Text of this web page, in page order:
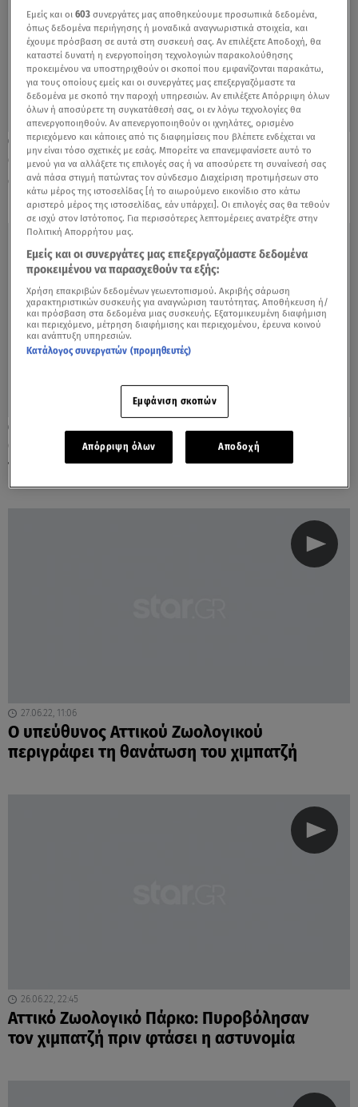
27.06.22, 22:42
Θανάτωση χιμπατζή: Εντοπίστηκαν κενά
στα μέτρα ασφαλείας του Αττικού Πάρκου
Ο υπεύθυνος Αττικού Ζωολογικού
περιγράφει τη θανάτωση του χιμπατζή
27.06.22, 11:06
Ο υπεύθυνος Αττικού Ζωολογικού
περιγράφει τη θανάτωση του χιμπατζή
26.06.22, 22:45
Αττικό Ζωολογικό Πάρκο: Πυροβόλησαν
τον χιμπατζή πριν φτάσει η αστυνομία
Εμείς και οι603 συνεργάτες μας αποθηκεύουμε προσωπικά δεδομένα,
όπως δεδομένα περιήγησης ή μοναδικά αναγνωριστικά στοιχεία, και
έχουμε πρόσβαση σε αυτά στη συσκευή σας. Αν επιλέξετε Αποδοχή, θα
καταστεί δυνατή η ενεργοποίηση τεχνολογιών παρακολούθησης
προκειμένου να υποστηριχθούν οι σκοποί που εμφανίζονται παρακάτω,
για τους οποίους εμείς και οι συνεργάτες μας επεξεργαζόμαστε τα
δεδομένα με σκοπό την παροχή υπηρεσιών. Αν επιλέξετε Απόρριψη όλων
όλων ή αποσύρετε τη συγκατάθεσή σας, οι εν λόγω τεχνολογίες θα
απενεργοποιηθούν. Αν απενεργοποιηθούν οι ιχνηλάτες, ορισμένο
περιεχόμενο και κάποιες από τις διαφημίσεις που βλέπετε ενδέχεται να
μην είναι τόσο σχετικές με εσάς. Μπορείτε να επανεμφανίσετε αυτό το
μενού για να αλλάξετε τις επιλογές σας ή να αποσύρετε τη συναίνεσή σας
ανά πάσα στιγμή πατώντας τον σύνδεσμο Διαχείριση προτιμήσεων στο
κάτω μέρος της ιστοσελίδας [ή το αιωρούμενο εικονίδιο στο κάτω
αριστερό μέρος της ιστοσελίδας, εάν υπάρχει]. Οι επιλογές σας θα τεθούν
σε ισχύ στον Ιστότοπος. Για περισσότερες λεπτομέρειες ανατρέξτε στην
Πολιτική Απορρήτου μας.
Εμείς και οι συνεργάτες μας επεξεργαζόμαστε δεδομένα
προκειμένου να παρασχεθούν τα εξής:
Χρήση επακριβών δεδομένων γεωεντοπισμού. Ακριβής σάρωση
χαρακτηριστικών συσκευής για αναγνώριση ταυτότητας. Αποθήκευση ή/
και πρόσβαση στα δεδομένα μιας συσκευής. Εξατομικευμένη διαφήμιση
και περιεχόμενο, μέτρηση διαφήμισης και περιεχομένου, έρευνα κοινού
και ανάπτυξη υπηρεσιών.
Κατάλογος συνεργατών (προμηθευτές)
Εμφάνιση σκοπών
Απόρριψη όλων Αποδοχή